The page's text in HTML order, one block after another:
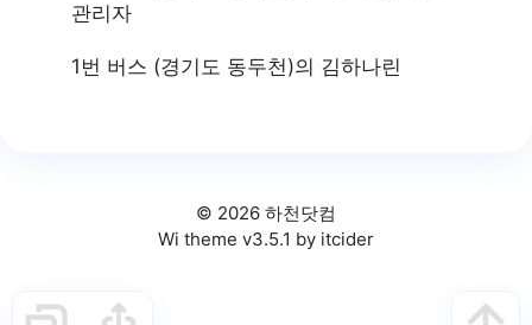
관리자
1번 버스 (경기도 동두천)의 김하나린
© 2026 하천닷컴
Wi theme v3.5.1 by itcider